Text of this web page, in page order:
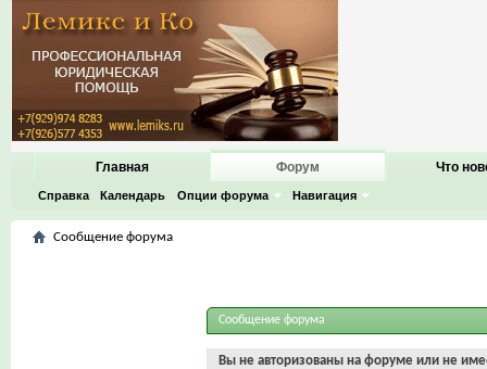
Главная Форум
Справка Календарь Опции форума Навигация
Что
Сообщение форума
Сообщение форума
Вы не авторизованы на форуме или не